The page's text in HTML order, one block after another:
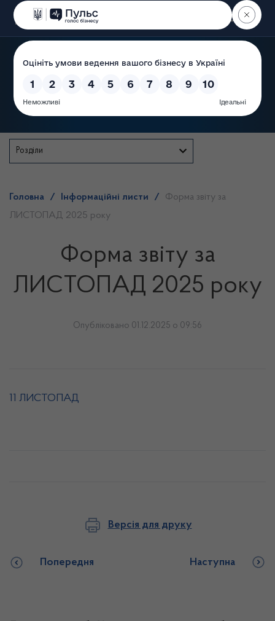
Пошук
Розділи
Головна / Інформаційні листи /
Форма звіту за
ЛИСТОПАД 2025 року
Форма звіту за
ЛИСТОПАД 2025 року
Опубліковано 01.12.2025 о 09:56
11 ЛИСТОПАД
Версія для друку
Попередня Наступна